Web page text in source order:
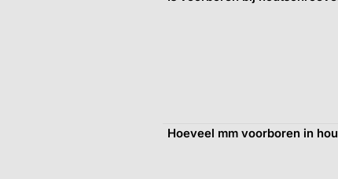
Hoeveel mm voorboren in